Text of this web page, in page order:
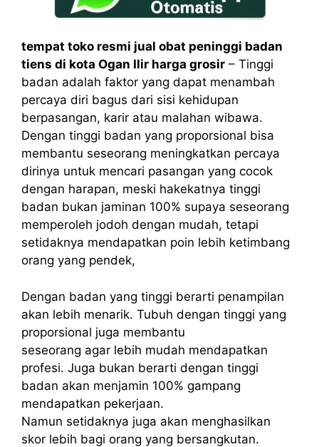
tempat toko resmi jual obat peninggi badan
tiens di kota Ogan Ilir harga grosir – Tinggi
badan adalah faktor yang dapat menambah
percaya diri bagus dari sisi kehidupan
berpasangan, karir atau malahan wibawa.
Dengan tinggi badan yang proporsional bisa
membantu seseorang meningkatkan percaya
dirinya untuk mencari pasangan yang cocok
dengan harapan, meski hakekatnya tinggi
badan bukan jaminan 100% supaya seseorang
memperoleh jodoh dengan mudah, tetapi
setidaknya mendapatkan poin lebih ketimbang
orang yang pendek,
Dengan badan yang tinggi berarti penampilan
akan lebih menarik. Tubuh dengan tinggi yang
proporsional juga membantu
seseorang agar lebih mudah mendapatkan
profesi. Juga bukan berarti dengan tinggi
badan akan menjamin 100% gampang
mendapatkan pekerjaan.
Namun setidaknya juga akan menghasilkan
skor lebih bagi orang yang bersangkutan.